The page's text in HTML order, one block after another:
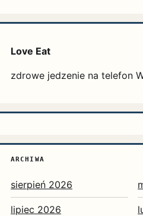
Love Eat
zdrowe jedzenie na telefon
ARCHIWA
sierpień 2026
lipiec 2026